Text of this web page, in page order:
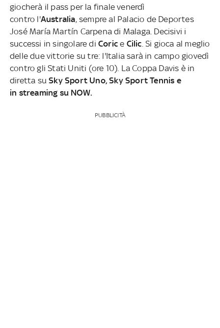
giocherà il pass per la finale venerdì
contro l'Australia, sempre al Palacio de Deportes
José María Martín Carpena di Malaga. Decisivi i
successi in singolare di Corice Cilic . Si gioca al meglio
delle due vittorie su tre: l'Italia sarà in campo giovedì
contro gli Stati Uniti (ore 10). La Coppa Davis è in
diretta su Sky Sport Uno, Sky Sport Tennis e
in streaming su NOW.
PUBBLICITÀ